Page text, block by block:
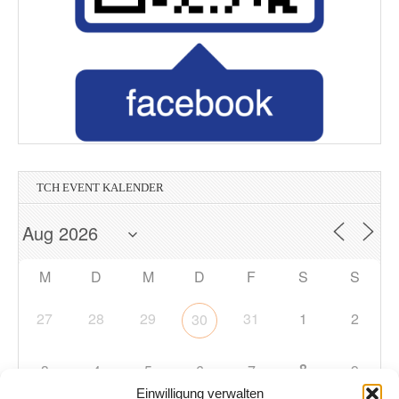
Einwilligung verwalten
TCH EVENT KALENDER
M D M D F S S
27 28 29 30 31 1 2
3 4 5 6 7 8 9